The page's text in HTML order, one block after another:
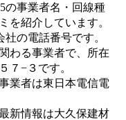
の事業者名・回線種
を紹介しています。
社の電話番号です。
わる事業者で、所在
７−３ です。
業者は東日本電信電
新情報は大久保建材